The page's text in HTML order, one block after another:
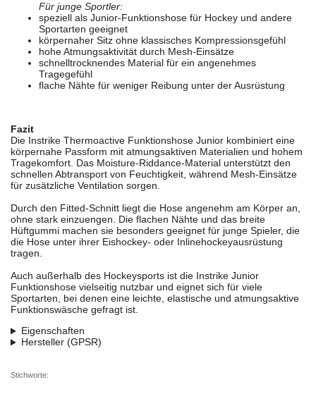
Für junge Sportler:
speziell als Junior-Funktionshose für Hockey und andere
Sportarten geeignet
körpernaher Sitz ohne klassisches Kompressionsgefühl
hohe Atmungsaktivität durch Mesh-Einsätze
schnelltrocknendes Material für ein angenehmes
Tragegefühl
flache Nähte für weniger Reibung unter der Ausrüstung
Fazit
Die Instrike Thermoactive Funktionshose Junior kombiniert eine
körpernahe Passform mit atmungsaktiven Materialien und hohem
Tragekomfort. Das Moisture-Riddance-Material unterstützt den
schnellen Abtransport von Feuchtigkeit, während Mesh-Einsätze
für zusätzliche Ventilation sorgen.
Durch den Fitted-Schnitt liegt die Hose angenehm am Körper an,
ohne stark einzuengen. Die flachen Nähte und das breite
Hüftgummi machen sie besonders geeignet für junge Spieler, die
die Hose unter ihrer Eishockey- oder Inlinehockeyausrüstung
tragen.
Auch außerhalb des Hockeysports ist die Instrike Junior
Funktionshose vielseitig nutzbar und eignet sich für viele
Sportarten, bei denen eine leichte, elastische und atmungsaktive
Funktionswäsche gefragt ist.
Eigenschaften
Hersteller (GPSR)
Stichworte: